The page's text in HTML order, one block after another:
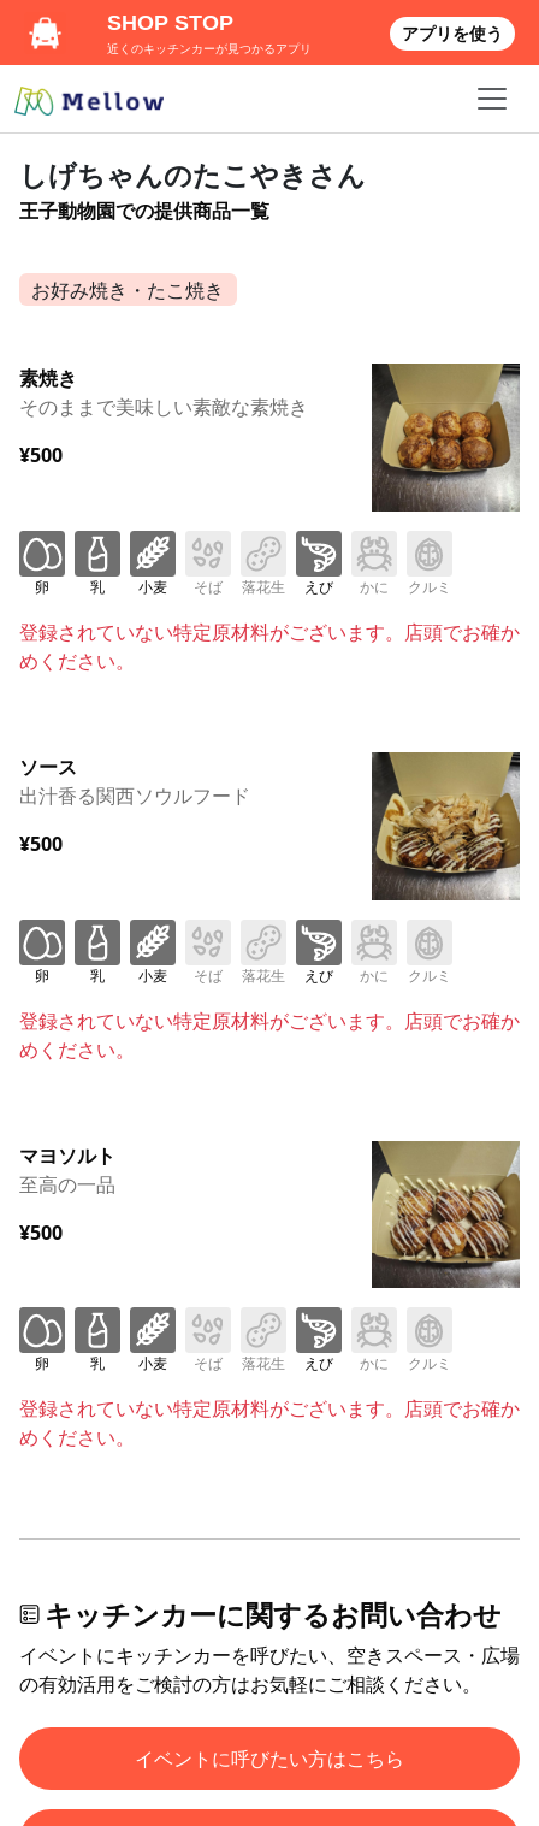
しげちゃんのたこやきさん
王子動物園での提供商品一覧
お好み焼き・たこ焼き
素焼き
そのままで美味しい素敵な素焼き
¥500
卵 乳 小麦 そば 落花生 えび かに クルミ
登録されていない特定原材料がございます。店頭でお確か
めください。
ソース
出汁香る関西ソウルフード
¥500
卵 乳 小麦 そば 落花生 えび かに クルミ
登録されていない特定原材料がございます。店頭でお確か
めください。
マヨソルト
至高の一品
¥500
卵 乳 小麦 そば 落花生 えび かに クルミ
登録されていない特定原材料がございます。店頭でお確か
めください。
キッチンカーに関するお問い合わせ
イベントにキッチンカーを呼びたい、空きスペース・広場
の有効活用をご検討の方はお気軽にご相談ください。
イベントに呼びたい方はこちら
SHOP STOP
近くのキッチンカーが見つかるアプリ
アプリを使う